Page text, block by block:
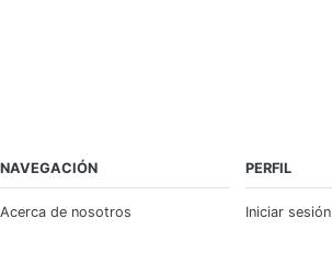
NAVEGACIÓN
Acerca de nosotros
PERFIL
Iniciar sesión